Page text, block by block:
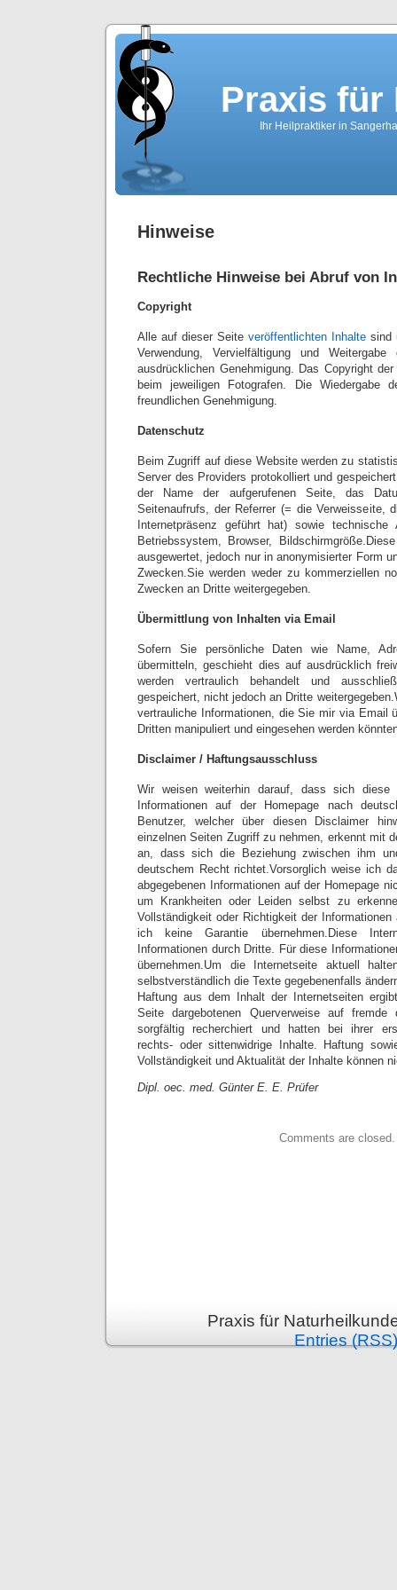
Praxis für
Ihr Heilpraktiker in
Hinweise
Rechtliche Hinweise bei Abruf von
Copyright
Alle auf dieser Seite veröffentlichten Inhalte sind
Verwendung, Vervielfältigung und
ausdrücklichen Genehmigung. Das Copyright
beim jeweiligen Fotografen. Die Wiedergabe
freundlichen Genehmigung.
Datenschutz
Beim Zugriff auf diese Website werden zu
Server des Providers protokolliert und
der Name der aufgerufenen Seite, das
Seitenaufrufs, der Referrer (= die Verweisseite,
Internetpräsenz geführt hat) sowie technische
Betriebssystem, Browser,
ausgewertet, jedoch nur in anonymisierter Form
Zwecken.Sie werden weder zu kommerziellen
Zwecken an Dritte weitergegeben.
Übermittlung von Inhalten via Email
Sofern Sie persönliche Daten wie Name,
übermitteln, geschieht dies auf ausdrücklich
werden vertraulich behandelt und
gespeichert, nicht jedoch an Dritte
vertrauliche Informationen, die Sie mir via Email
Dritten manipuliert und eingesehen werden
Disclaimer / Haftungsausschluss
Wir weisen weiterhin darauf, dass sich diese
Informationen auf der Homepage nach
Benutzer, welcher über diesen Disclaimer
einzelnen Seiten Zugriff zu nehmen, erkennt mit
an, dass sich die Beziehung zwischen ihm
deutschem Recht richtet.Vorsorglich weise ich
abgegebenen Informationen auf der Homepage
um Krankheiten oder Leiden selbst zu
Vollständigkeit oder Richtigkeit der
ich keine Garantie übernehmen.Diese
Informationen durch Dritte. Für diese
übernehmen.Um die Internetseite aktuell
selbstverständlich die Texte gegebenenfalls
Haftung aus dem Inhalt der Internetseiten
Seite dargebotenen Querverweise auf
sorgfältig recherchiert und hatten bei ihrer
rechts- oder sittenwidrige Inhalte. Haftung
Vollständigkeit und Aktualität der Inhalte können
Dipl. oec. med. Günter E. E. Prüfer
Comments are closed.
Praxis für
Entries (RSS)